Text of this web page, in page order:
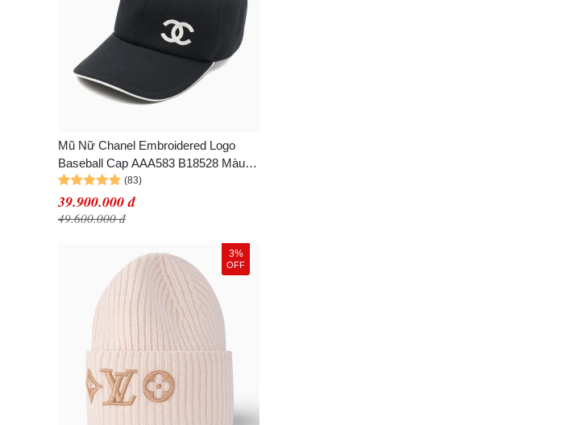
Mũ Nữ Chanel Embroidered Logo
Baseball Cap AAA583 B18528 Màu
Đen
39.900.000 đ
49.600.000 đ
3%
OFF